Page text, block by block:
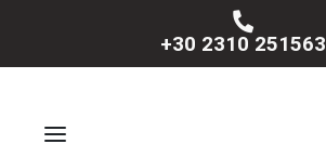
+30 2310 251563